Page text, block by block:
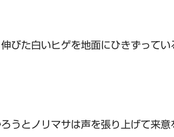
びた白いヒゲを地面にひきずってい
うとノリマサは声を張り上げて来意